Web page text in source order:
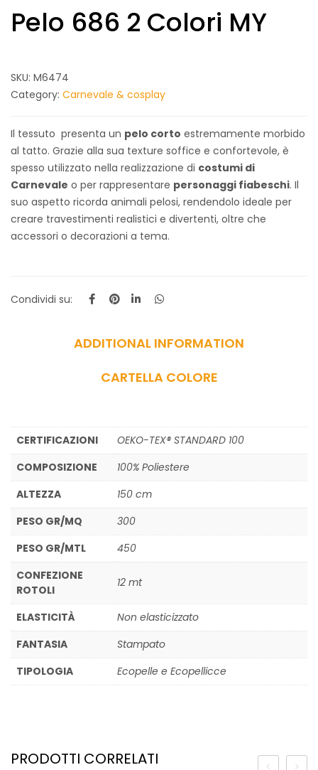
Pelo 686 2 Colori MY
SKU: M6474
Category: Carnevale & cosplay
Il tessuto presenta un pelo corto estremamente morbido
al tatto. Grazie alla sua texture soffice e confortevole, è
spesso utilizzato nella realizzazione di costumi di
Carnevale o per rappresentare personaggi fiabeschi. Il
suo aspetto ricorda animali pelosi, rendendolo ideale per
creare travestimenti realistici e divertenti, oltre che
accessori o decorazioni a tema.
Condividi su:
ADDITIONAL INFORMATION
CARTELLA COLORE
CERTIFICAZIONI
OEKO-TEX® STANDARD 100
COMPOSIZIONE
100% Poliestere
ALTEZZA
150 cm
PESO GR/MQ
300
PESO GR/MTL
450
CONFEZIONE
ROTOLI
12 mt
ELASTICITÀ
Non elasticizzato
FANTASIA
Stampato
TIPOLOGIA
Ecopelle e Ecopellicce
PRODOTTI CORRELATI